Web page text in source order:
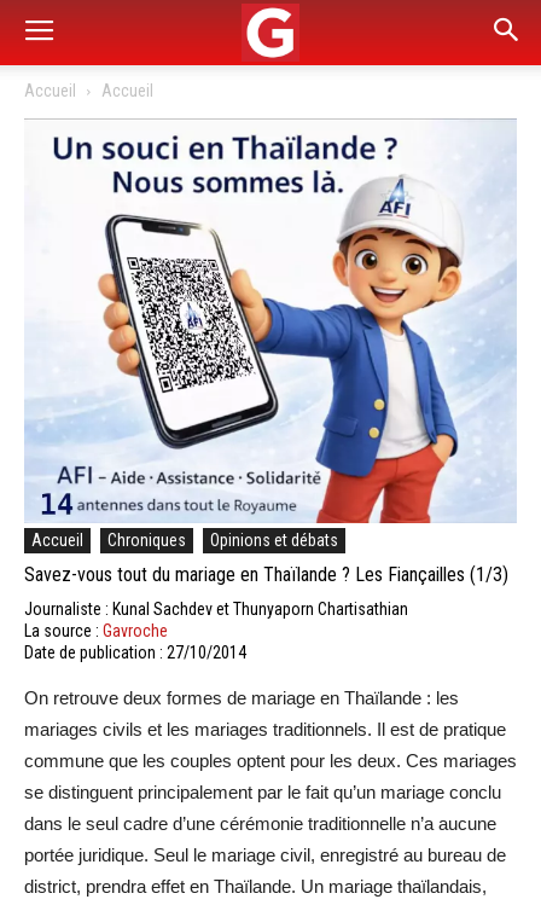
Accueil Accueil
Accueil Chroniques Opinions et débats
Savez-vous tout du mariage en Thaïlande ? Les Fiançailles (1/3)
Journaliste : Kunal Sachdev et Thunyaporn Chartisathian
La source : Gavroche
Date de publication : 27/10/2014
On retrouve deux formes de mariage en Thaïlande : les
mariages civils et les mariages traditionnels. Il est de pratique
commune que les couples optent pour les deux. Ces mariages
se distinguent principalement par le fait qu’un mariage conclu
dans le seul cadre d’une cérémonie traditionnelle n’a aucune
portée juridique. Seul le mariage civil, enregistré au bureau de
district, prendra effet en Thaïlande. Un mariage thaïlandais,